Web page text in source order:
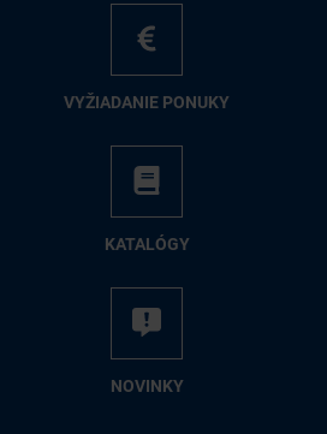
VY­ŽIA­DA­NIE PO­NU­KY
KA­TA­LÓ­GY
NO­VIN­KY